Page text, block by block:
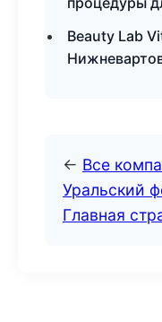
Beauty Lab
← Все
Уральский
Главная